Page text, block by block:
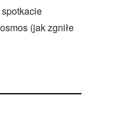
(jak zgniłe